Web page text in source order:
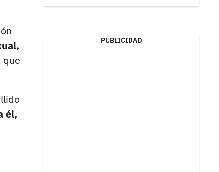
que
él,
PUBLICIDAD